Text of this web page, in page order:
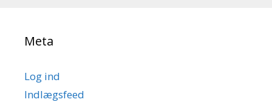
Meta
Log ind
Indlægsfeed